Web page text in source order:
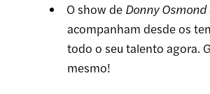
O show de Donny Osmond
acompanham desde os
todo o seu talento agora.
mesmo!